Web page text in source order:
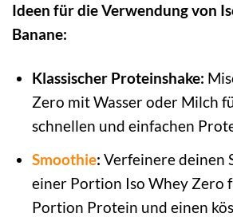
Ideen für die Verwendung von
Banane:
Klassischer Proteinshake:
Zero mit Wasser oder Milch
schnellen und einfachen
Smoothie: Verfeinere deinen
einer Portion Iso Whey Zero
Portion Protein und einen